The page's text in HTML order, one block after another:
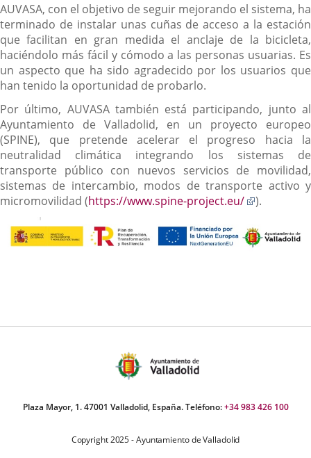
AUVASA, con el objetivo de seguir mejorando el sistema, ha
terminado de instalar unas cuñas de acceso a la estación
que facilitan en gran medida el anclaje de la bicicleta,
haciéndolo más fácil y cómodo a las personas usuarias. Es
un aspecto que ha sido agradecido por los usuarios que
han tenido la oportunidad de probarlo.
Por último, AUVASA también está participando, junto al
Ayuntamiento de Valladolid, en un proyecto europeo
(SPINE), que pretende acelerar el progreso hacia la
neutralidad climática integrando los sistemas de
transporte público con nuevos servicios de movilidad,
sistemas de intercambio, modos de transporte activo y
micromovilidad (https://www.spine-project.eu/
Enlace
una
aplicación
).
Plaza Mayor, 1. 47001 Valladolid, España. Teléfono:+34 983 426 100
Copyright 2025 - Ayuntamiento de Valladolid